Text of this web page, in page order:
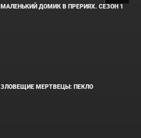
МАЛЕНЬКИЙ ДОМИК В ПРЕРИЯХ. СЕЗОН 1
ЗЛОВЕЩИЕ МЕРТВЕЦЫ: ПЕКЛО